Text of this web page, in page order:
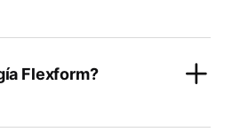
Flexform?